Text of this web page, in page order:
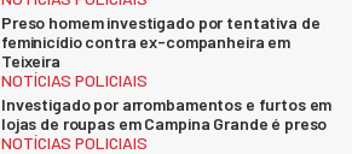
Preso homem investigado por tentativa de
feminicídio contra ex-companheira em
Teixeira
NOTÍCIAS POLICIAIS
Investigado por arrombamentos e furtos em
lojas de roupas em Campina Grande é preso
NOTÍCIAS POLICIAIS